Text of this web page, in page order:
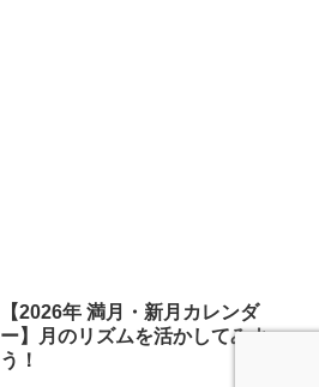
【2026年 満月・新月カレンダ
ー】月のリズムを活かしてみよ
う！